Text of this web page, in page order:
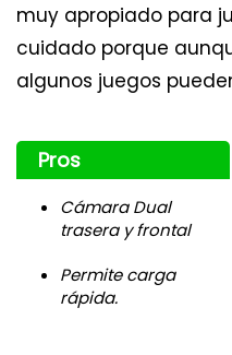
muy apropiado para
cuidado porque
algunos juegos
Pros
Cámara Dual
trasera y frontal
Permite carga
rápida.